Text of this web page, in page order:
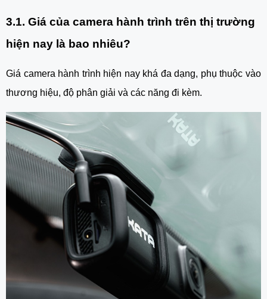
3.1. Giá của camera hành trình trên thị trường
hiện nay là bao nhiêu?
Giá camera hành trình hiện nay khá đa dạng, phụ thuộc vào
thương hiệu, độ phân giải và các năng đi kèm.